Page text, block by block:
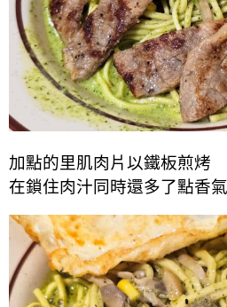
加點的里肌肉片以鐵板煎烤
在鎖住肉汁同時還多了點香氣